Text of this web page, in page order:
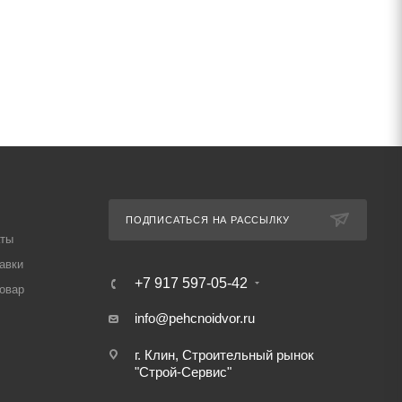
ПОДПИСАТЬСЯ НА РАССЫЛКУ
+7 917 597-05-42
info@pehcnoidvor.ru
г. Клин, Строительный рынок
"Строй-Сервис"